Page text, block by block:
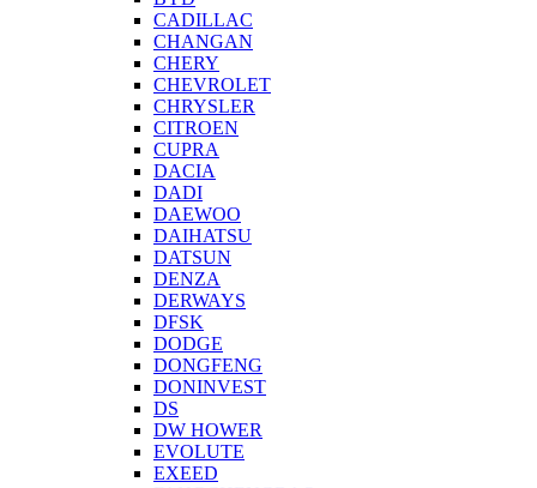
CADILLAC
CHANGAN
CHERY
CHEVROLET
CHRYSLER
CITROEN
CUPRA
DACIA
DADI
DAEWOO
DAIHATSU
DATSUN
DENZA
DERWAYS
DFSK
DODGE
DONGFENG
DONINVEST
DS
DW HOWER
EVOLUTE
EXEED